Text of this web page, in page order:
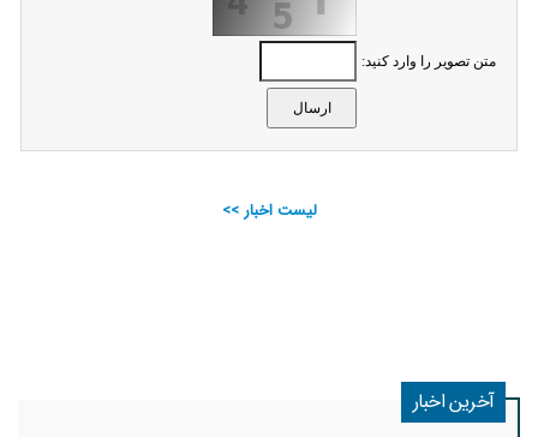
متن تصویر را وارد کنید:
لیست اخبار >>
آخرین اخبار